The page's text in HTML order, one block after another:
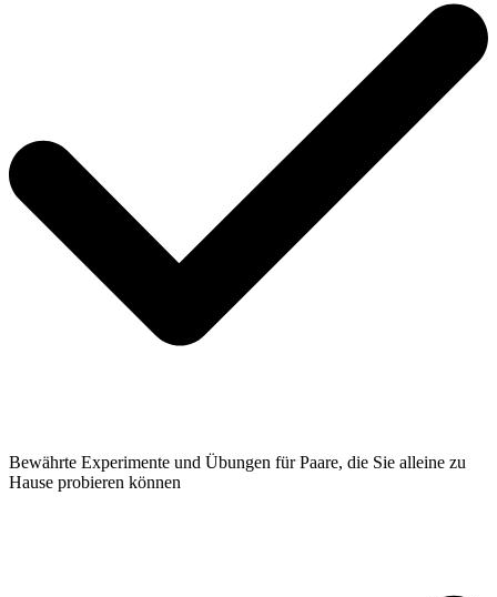
Bewährte Experimente und Übungen für Paare, die Sie alleine zu
Hause probieren können